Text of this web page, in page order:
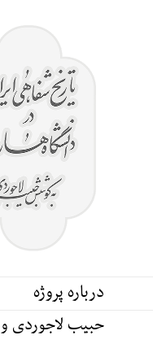
درباره پروژه
حبیب لاجوردی و